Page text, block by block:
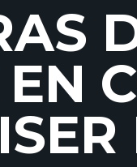
AS
EN C
ISER